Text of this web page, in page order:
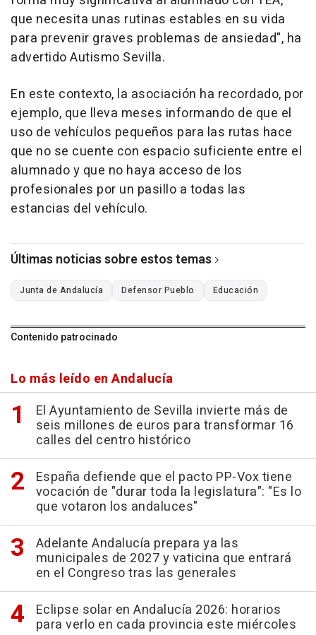
que necesita unas rutinas estables en su vida
para prevenir graves problemas de ansiedad", ha
advertido Autismo Sevilla.
En este contexto, la asociación ha recordado, por
ejemplo, que lleva meses informando de que el
uso de vehículos pequeños para las rutas hace
que no se cuente con espacio suficiente entre el
alumnado y que no haya acceso de los
profesionales por un pasillo a todas las
estancias del vehículo.
Últimas noticias sobre estos temas
Junta de Andalucía Defensor Pueblo Educación
Contenido patrocinado
Lo más leído en Andalucía
El Ayuntamiento de Sevilla invierte más de
seis millones de euros para transformar 16
calles del centro histórico
España defiende que el pacto PP-Vox tiene
vocación de "durar toda la legislatura": "Es lo
que votaron los andaluces"
Adelante Andalucía prepara ya las
municipales de 2027 y vaticina que entrará
en el Congreso tras las generales
Eclipse solar en Andalucía 2026: horarios
para verlo en cada provincia este miércoles